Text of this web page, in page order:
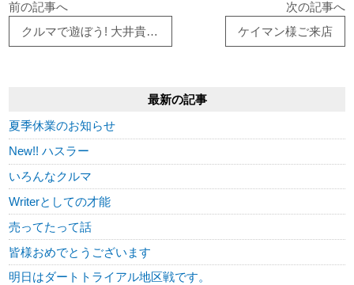
前の記事へ
クルマで遊ぼう! 大井貴之のSports Driving Labo.
次の記事へ
ケイマン様ご来店
最新の記事
夏季休業のお知らせ
New!! ハスラー
いろんなクルマ
Writerとしての才能
売ってたって話
皆様おめでとうございます
明日はダートトライアル地区戦です。